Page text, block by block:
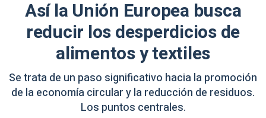
Así la Unión Europea busca
reducir los desperdicios de
alimentos y textiles
Se trata de un paso significativo hacia la promoción
de la economía circular y la reducción de residuos.
Los puntos centrales.